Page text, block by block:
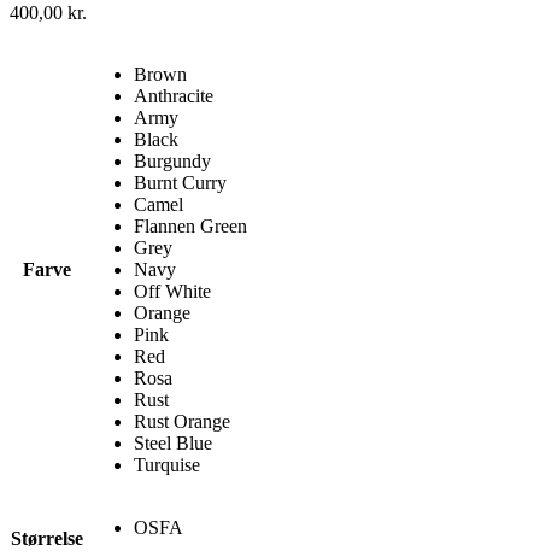
400,00 kr.
Farve
Brown
Anthracite
Army
Black
Burgundy
Burnt Curry
Camel
Flannen Green
Grey
Navy
Off White
Orange
Pink
Red
Rosa
Rust
Rust Orange
Steel Blue
Turquise
Størrelse
OSFA